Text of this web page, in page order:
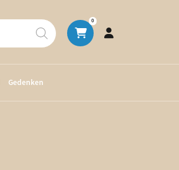
0
Gedenken